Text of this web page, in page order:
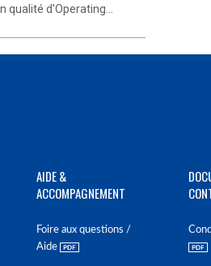
d'Operating...
AIDE &
ACCOMPAGNEMENT
Foire aux questions /
Aide